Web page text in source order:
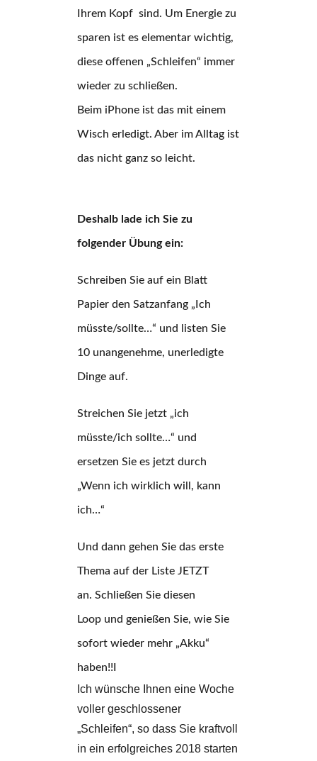
Ihrem Kopf sind. Um Energie zu
sparen ist es elementar wichtig,
diese offenen „Schleifen“ immer
wieder zu schließen.
Beim iPhone ist das mit einem
Wisch erledigt. Aber im Alltag ist
das nicht ganz so leicht.
Deshalb lade ich Sie zu
folgender Übung ein:
Schreiben Sie auf ein Blatt
Papier den Satzanfang „Ich
müsste/sollte…“ und listen Sie
10 unangenehme, unerledigte
Dinge auf.
Streichen Sie jetzt „ich
müsste/ich sollte…“ und
ersetzen Sie es jetzt durch
„Wenn ich wirklich will, kann
ich…“
Und dann gehen Sie das erste
Thema auf der Liste JETZT
an. Schließen Sie diesen
Loop und genießen Sie, wie Sie
sofort wieder mehr „Akku“
haben!!I
Ich wünsche Ihnen eine Woche
voller geschlossener
„Schleifen“, so dass Sie kraftvoll
in ein erfolgreiches 2018 starten